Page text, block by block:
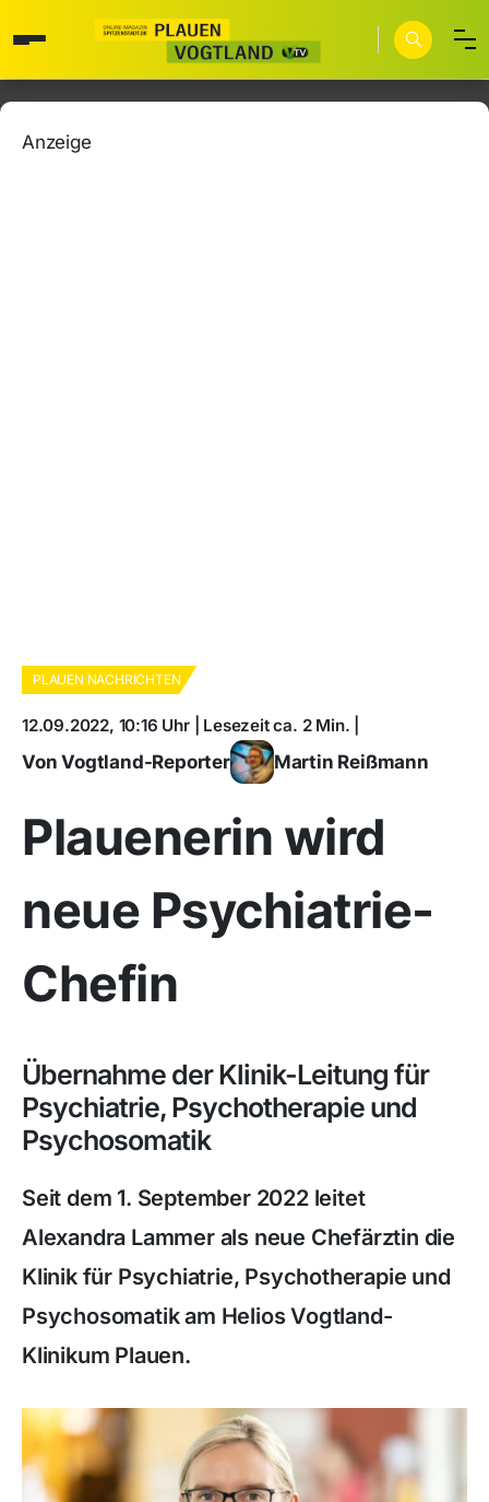
Anzeige
PLAUEN NACHRICHTEN
12.09.2022, 10:16 Uhr | Lesezeit ca. 2 Min. |
Von Vogtland-Reporter Martin Reißmann
Plauenerin wird
neue Psychiatrie-
Chefin
Übernahme der Klinik-Leitung für
Psychiatrie, Psychotherapie und
Psychosomatik
Seit dem 1. September 2022 leitet
Alexandra Lammer als neue Chefärztin die
Klinik für Psychiatrie, Psychotherapie und
Psychosomatik am Helios Vogtland-
Klinikum Plauen.